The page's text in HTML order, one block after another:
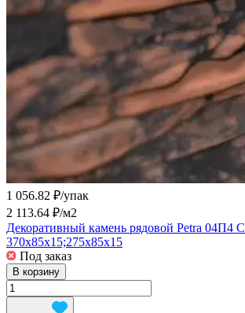
1 056.82 ₽/упак
2 113.64 ₽/м2
Декоративный камень рядовой Petra 04П4
370х85х15;275х85х15
Под заказ
В корзину